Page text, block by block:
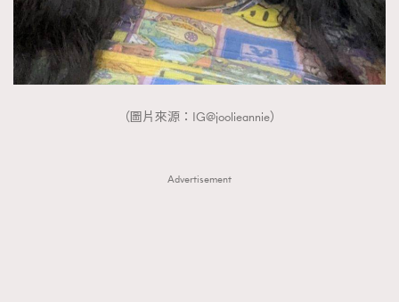
（圖片來源：IG@joolieannie）
Advertisement